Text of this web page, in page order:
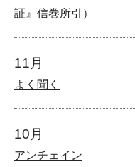
証』信巻所引）
11月
よく聞く
10月
アンチェイン